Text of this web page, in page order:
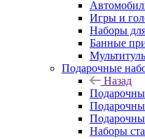
Игры и
Наборы
Банные
Подарочные
Назад
Наборы